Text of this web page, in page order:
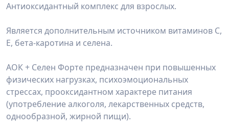
Антиоксидантный комплекс для взрослых.
Является дополнительным источником витаминов С,
Е, бета-каротина и селена.
АОК + Селен Форте предназначен при повышенных
физических нагрузках, психоэмоциональных
стрессах, прооксидантном характере питания
(употребление алкоголя, лекарственных средств,
однообразной, жирной пищи).